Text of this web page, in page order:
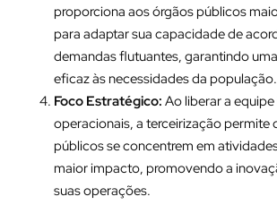
proporciona aos órgãos públicos
para adaptar sua capacidade de
demandas flutuantes, garantindo
eficaz às necessidades da população.
Foco Estratégico: Ao liberar a
operacionais, a terceirização permite
públicos se concentrem em
maior impacto, promovendo a
suas operações.